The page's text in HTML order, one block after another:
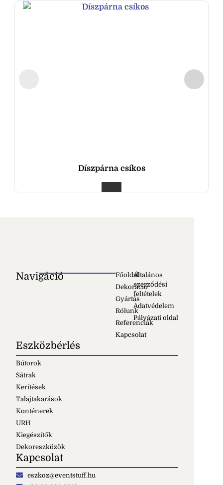
Díszpárna csíkos
Navigáció
Főoldal
Dekoráció
Gyártás
Rólunk
Referenciák
Kapcsolat
Általános
szerződési
feltételek
Adatvédelem
Pályázati oldal
Eszközbérlés
Bútorok
Sátrak
Kerítések
Talajtakarások
Konténerek
URH
Kiegészítők
Dekoreszközök
Kapcsolat
eszkoz@eventstuff.hu